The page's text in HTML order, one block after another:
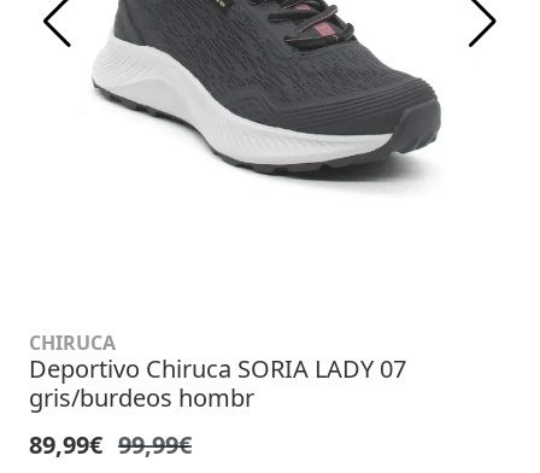
CHIRUCA
Deportivo Chiruca SORIA LADY 07
gris/burdeos hombr
89,99€ 99,99€